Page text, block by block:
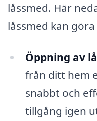
låssmed. Här
låssmed kan
Öppning av
från ditt hem
snabbt och
tillgång igen